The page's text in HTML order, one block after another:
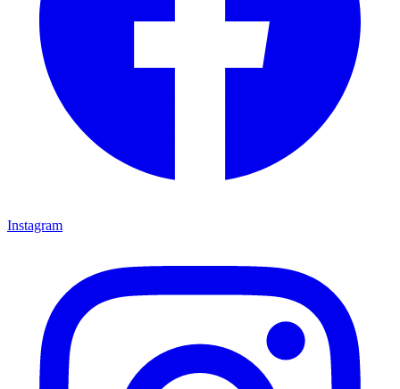
Instagram